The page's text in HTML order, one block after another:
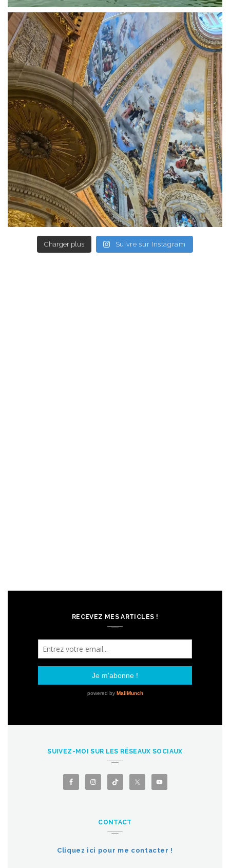
Charger plus Suivre sur Instagram
RECEVEZ MES ARTICLES !
SUIVEZ-MOI SUR LES RÉSEAUX SOCIAUX
CONTACT
Cliquez ici pour me contacter !